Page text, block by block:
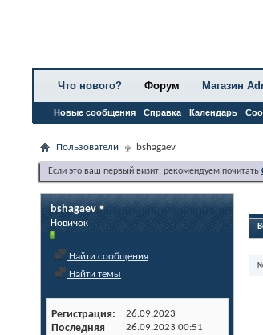
Что нового? Форум
Новые сообщения Справка Календарь
Магазин
Пользователи bshagaev
Если это ваш первый визит, рекомендуем почитать
bshagaev
Новичок
Найти сообщения
Найти темы
Регистрация 26.09.2023
Последняя
26.09.2023 00:51